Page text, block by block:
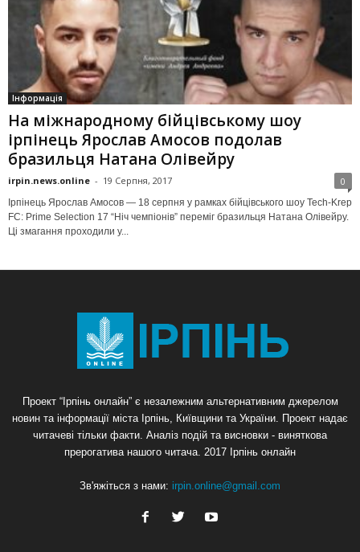
Інформація
На міжнародному бійцівському шоу
ірпінець Ярослав Амосов подолав
бразильця Натана Олівейру
irpin.news.online - 19 Серпня, 2017 0
Ірпінець Ярослав Амосов — 18 серпня у рамках бійцівського шоу Tech-Krep
FC: Prime Selection 17 “Ніч чемпіонів” переміг бразильця Натана Олівейру.
Ці змагання проходили у...
Проект “Ірпінь онлайн” є незалежним альтернативним джерелом
новин та інформації міста Ірпінь, Київщини та України. Проект надає
читачеві тільки факти. Аналіз подій та висновки - виняткова
прерогатива нашого читача. 2017 Ірпінь онлайн
Зв'яжіться з нами: irpin.online@gmail.com